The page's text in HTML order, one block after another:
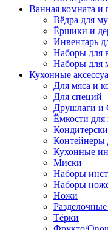
Ванная комната и
Вёдра для
Ёршики и
Инвентарь
Наборы для
Наборы для
Кухонные
Для мяса и
Для специй
Друшлаги и
Ёмкости для
Контейнеры
Кухонные
Миски
Наборы
Наборы
Ножи
Тёрки